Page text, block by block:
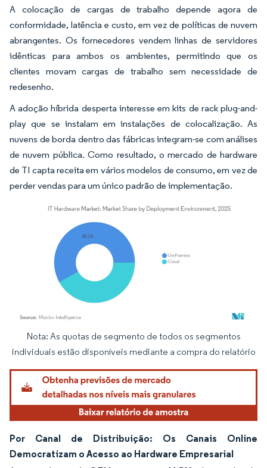
A colocação de cargas de trabalho depende agora de
conformidade, latência e custo, em vez de políticas de nuvem
abrangentes. Os fornecedores vendem linhas de servidores
idênticas para ambos os ambientes, permitindo que os
clientes movam cargas de trabalho sem necessidade de
redesenho.
A adoção híbrida desperta interesse em kits de rack plug-and-
play que se instalam em instalações de colocalização. As
nuvens de borda dentro das fábricas integram-se com análises
de nuvem pública. Como resultado, o mercado de hardware
de TI capta receita em vários modelos de consumo, em vez de
perder vendas para um único padrão de implementação.
Imagem © Mordor Intelligence. O reuso requer atribuição conforme CC BY 4.0.
Nota: As quotas de segmento de todos os segmentos
individuais estão disponíveis mediante a compra do relatório
Por Canal de Distribuição: Os Canais Online
Democratizam o Acesso ao Hardware Empresarial